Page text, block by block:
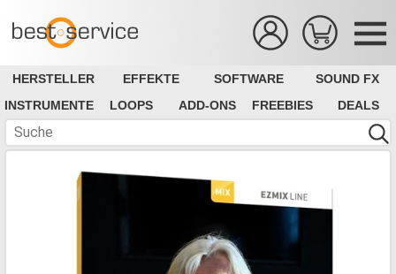
HERSTELLER EFFEKTE SOFTWARE
SOUND FX
INSTRUMENTE
LOOPS ADD-ONS FREEBIES DEALS